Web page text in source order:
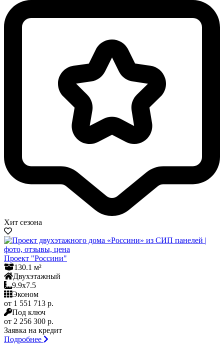
Хит сезона
Проект "Россини"
130.1 м²
Двухэтажный
9.9x7.5
Эконом
от 1 551 713 р.
Под ключ
от 2 256 300 р.
Заявка на кредит
Подробнее